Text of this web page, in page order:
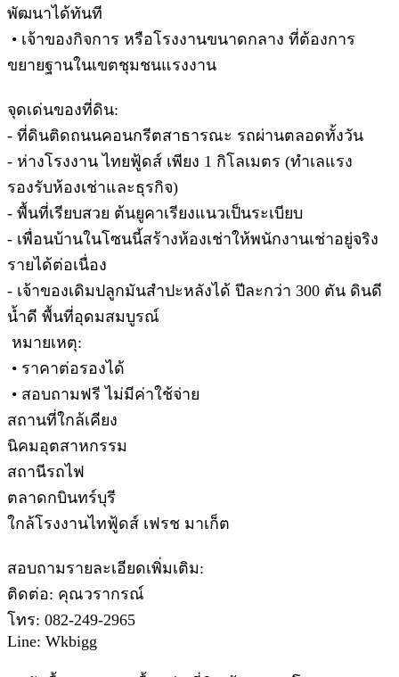
พัฒนาได้ทันที
• เจ้าของกิจการ หรือโรงงานขนาดกลาง ที่ต้องการ
ขยายฐานในเขตชุมชนแรงงาน
จุดเด่นของที่ดิน:
- ที่ดินติดถนนคอนกรีตสาธารณะ รถผ่านตลอดทั้งวัน
- ห่างโรงงาน ไทยฟู้ดส์ เพียง 1 กิโลเมตร (ทำเลแรง
รองรับห้องเช่าและธุรกิจ)
- พื้นที่เรียบสวย ต้นยูคาเรียงแนวเป็นระเบียบ
- เพื่อนบ้านในโซนนี้สร้างห้องเช่าให้พนักงานเช่าอยู่จริง
รายได้ต่อเนื่อง
- เจ้าของเดิมปลูกมันสำปะหลังได้ ปีละกว่า 300 ตัน ดินดี
น้ำดี พื้นที่อุดมสมบูรณ์
หมายเหตุ:
• ราคาต่อรองได้
• สอบถามฟรี ไม่มีค่าใช้จ่าย
สถานที่ใกล้เคียง
นิคมอุตสาหกรรม
สถานีรถไฟ
ตลาดกบินทร์บุรี
ใกล้โรงงานไทฟู้ดส์ เฟรช มาเก็ต
สอบถามรายละเอียดเพิ่มเติม:
ติดต่อ: คุณวรากรณ์
โทร: 082-249-2965
Line: Wkbigg